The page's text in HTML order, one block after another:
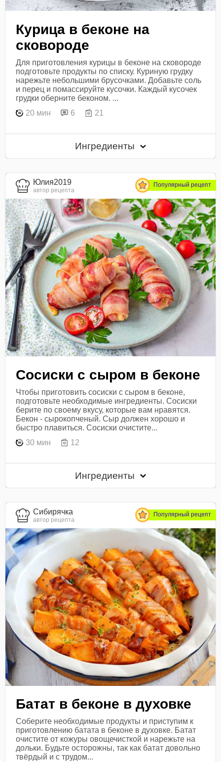
Курица в беконе на
сковороде
Для приготовления курицы в беконе на сковороде
подготовьте продукты по списку. Куриную грудку
нарежьте небольшими брусочками. Добавьте соль
и перец и помассируйте кусочки. Каждый кусочек
грудки оберните беконом. ...
20 мин
6 21
Ингредиенты
Юлия2019
автор рецепта
Популярный рецепт
Сосиски с сыром в беконе
Чтобы приготовить сосиски с сыром в беконе,
подготовьте необходимые ингредиенты. Сосиски
берите по своему вкусу, которые вам нравятся.
Бекон - сырокопченый. Сыр должен хорошо и
быстро плавиться. Сосиски очистите...
30 мин
12
Ингредиенты
Сибирячка
автор рецепта
Популярный рецепт
Батат в беконе в духовке
Соберите необходимые продукты и приступим к
приготовлению батата в беконе в духовке. Батат
очистите от кожуры овощечисткой и нарежьте на
дольки. Будьте осторожны, так как батат довольно
твёрдый и с трудом...